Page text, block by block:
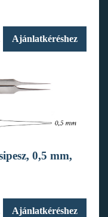
Ajánlatkéréshez
0,5 mm,
Ajánlatkéréshez